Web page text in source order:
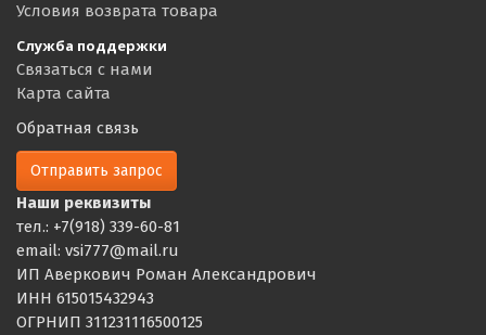
Условия возврата товара
Служба поддержки
Связаться с нами
Карта сайта
Обратная связь
Отправить запрос
Наши реквизиты
тел.: +7(918) 339-60-81
email: vsi777@mail.ru
ИП Аверкович Роман Александрович
ИНН 615015432943
ОГРНИП 311231116500125